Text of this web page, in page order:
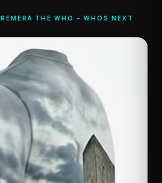
REMERA THE WHO – WHOS NEXT